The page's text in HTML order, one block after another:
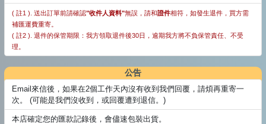
( 註1 ). 送出訂單前請確認"收件人資料"無誤，請和證件相符，如發生退件，買方需
補匯運費重寄。
( 註2 ). 退件的保管期限：我方領取退件後30日，逾期我方將不負保管責任、不受
理。
公告
Email來信後，如果在2個工作天內沒有收到我們回覆，請煩再重寄一
次。 (可能是我們沒收到，或回覆遭到退信。)
本店確定您的匯款記錄後，會儘速包裝出貨。